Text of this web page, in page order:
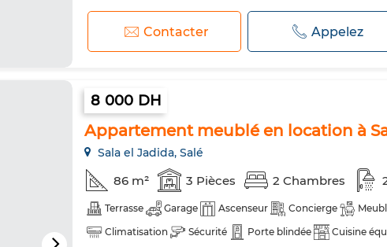
Contacter Appelez
8 000 DH
Appartement meublé en location à
Sala el Jadida, Salé
86 m² 3 Pièces 2 Chambres
Terrasse Garage Ascenseur Concierge
Climatisation
Sécurité Porte blindée Cuisine